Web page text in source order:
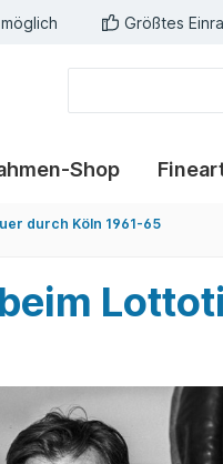
Größtes
Shop
durch Köln 1961-65